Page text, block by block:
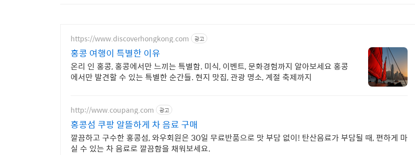
https://www.discoverhongkong.com 광고
홍콩 여행이 특별한 이유
온리 인 홍콩, 홍콩에서만 느끼는 특별함. 미식, 이벤트, 문화경험까지 알아보세요 홍콩
에서만 발견할 수 있는 특별한 순간들. 현지 맛집, 관광 명소, 계절 축제까지
http://www.coupang.com 광고
홍콩섬 쿠팡 알뜰하게 차 음료 구매
깔끔하고 구수한 홍콩섬, 와우회원은 30일 무료반품으로 맛 부담 없이! 탄산음료가 부담될 때, 편하게 마
실 수 있는 차 음료로 깔끔함을 채워보세요.